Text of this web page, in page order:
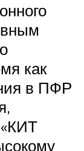
как
в ПФР